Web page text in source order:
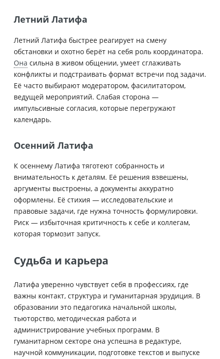
Летний Латифа
Летний Латифа быстрее реагирует на смену
обстановки и охотно берёт на себя роль координатора.
Она сильна в живом общении, умеет сглаживать
конфликты и подстраивать формат встречи под задачи.
Её часто выбирают модератором, фасилитатором,
ведущей мероприятий. Слабая сторона —
импульсивные согласия, которые перегружают
календарь.
Осенний Латифа
К осеннему Латифа тяготеют собранность и
внимательность к деталям. Её решения взвешены,
аргументы выстроены, а документы аккуратно
оформлены. Её стихия — исследовательские и
правовые задачи, где нужна точность формулировки.
Риск — избыточная критичность к себе и коллегам,
которая тормозит запуск.
Судьба и карьера
Латифа уверенно чувствует себя в профессиях, где
важны контакт, структура и гуманитарная эрудиция. В
образовании это педагогика начальной школы,
тьюторство, методическая работа и
администрирование учебных программ. В
гуманитарном секторе она успешна в редактуре,
научной коммуникации, подготовке текстов и выпуске